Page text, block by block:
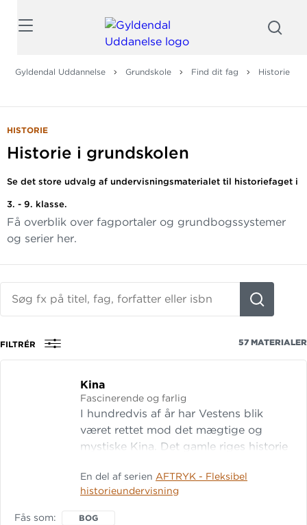
Gyldendal Uddannelse Grundskole Find dit fag Historie
HISTORIE
Historie i grundskolen
Se det store udvalg af undervisningsmaterialet til historiefaget i
3. - 9. klasse.
Få overblik over fagportaler og grundbogssystemer
og serier her.
titel,
FILTRÉR 57 MATERIALER
Kina
Fascinerende og farlig
I hundredvis af år har Vestens blik
været rettet mod det mægtige og
mystiske Kina. Det gamle riges historie
kender eleverne den, forstår de bedre,
hvad Kina og Vesten har på spil i dag. I
denne bog arbejder de med
En del af serien AFTRYK - Fleksibel
historieundervisning
Fås som BOG